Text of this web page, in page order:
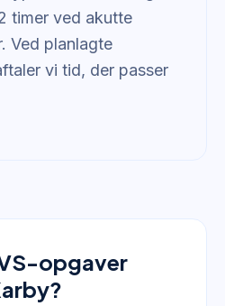
timer ved akutte
Ved planlagte
vi tid, der passer
opgaver